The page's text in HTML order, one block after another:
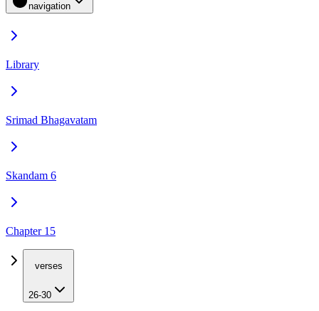
navigation
Library
Srimad Bhagavatam
Skandam 6
Chapter 15
verses
26-30